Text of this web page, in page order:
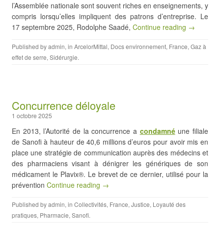
l’Assemblée nationale sont souvent riches en enseignements, y
compris lorsqu’elles impliquent des patrons d’entreprise. Le
17 septembre 2025, Rodolphe Saadé, Continue reading →
Published byadmin, in ArcelorMittal, Docs environnement, France, Gaz à
effet de serre, Sidérurgie.
Concurrence déloyale
1 octobre 2025
En 2013, l’Autorité de la concurrence a condamnéune filiale
de Sanofi à hauteur de 40,6 millions d’euros pour avoir mis en
place une stratégie de communication auprès des médecins et
des pharmaciens visant à dénigrer les génériques de son
médicament le Plavix®. Le brevet de ce dernier, utilisé pour la
prévention Continue reading →
Published byadmin, in Collectivités, France, Justice, Loyauté des
pratiques, Pharmacie, Sanofi.